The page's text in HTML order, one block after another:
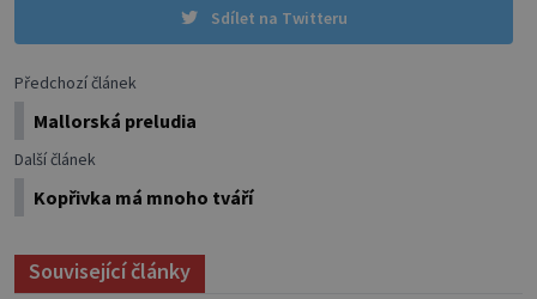
Sdílet na Twitteru
Předchozí článek
Mallorská preludia
Další článek
Kopřivka má mnoho tváří
Související články